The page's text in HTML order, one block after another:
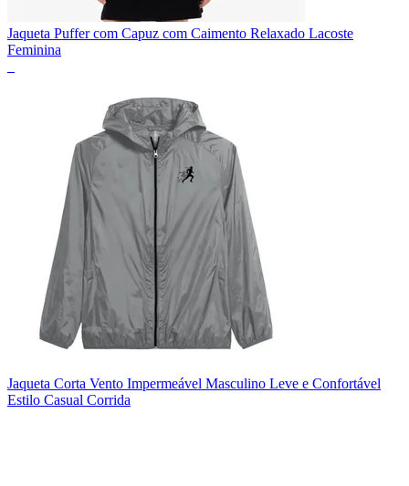
Jaqueta Puffer com Capuz com Caimento Relaxado Lacoste
Feminina
Jaqueta Corta Vento Impermeável Masculino Leve e Confortável
Estilo Casual Corrida